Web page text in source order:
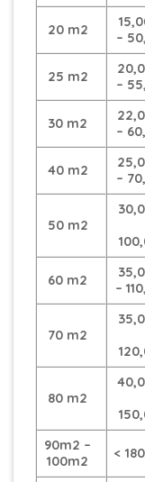
20 m2
–
25 m2
–
30 m2
–
40 m2
–
50 m2
60 m2
–
70 m2
80 m2
90m2 –
100m2
<